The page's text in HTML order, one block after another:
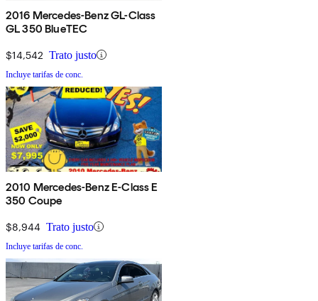
2016 Mercedes-Benz GL-Class
GL 350 BlueTEC
$14,542 Trato justo
Incluye tarifas de conc.
2010 Mercedes-Benz E-Class E
350 Coupe
$8,944 Trato justo
Incluye tarifas de conc.